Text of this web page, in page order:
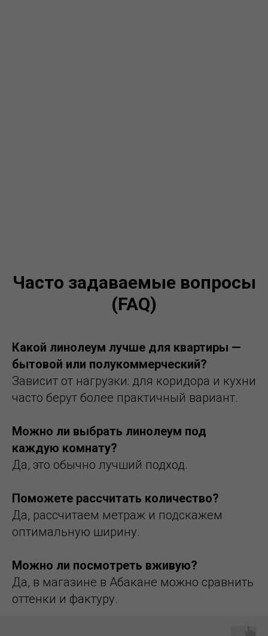
Часто задаваемые вопросы
(FAQ)
Какой линолеум лучше для квартиры —
бытовой или полукоммерческий?
Зависит от нагрузки: для коридора и кухни
часто берут более практичный вариант.
Можно ли выбрать линолеум под
каждую комнату?
Да, это обычно лучший подход.
Поможете рассчитать количество?
Да, рассчитаем метраж и подскажем
оптимальную ширину.
Можно ли посмотреть вживую?
Да, в магазине в Абакане можно сравнить
оттенки и фактуру.